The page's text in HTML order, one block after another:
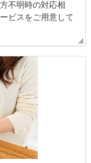
不明時の対応相
ビスをご用意して